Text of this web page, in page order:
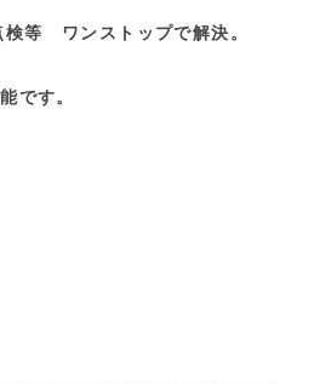
検等 ワンストップで解決。
です。